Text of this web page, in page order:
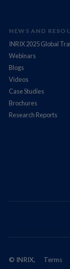
NEWS AND
INRIX 2025 Global
Webinars
Blogs
Videos
Case Studies
Brochures
Research Reports
© INRIX,
Terms